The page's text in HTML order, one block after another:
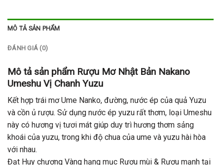
MÔ TẢ SẢN PHẨM
ĐÁNH GIÁ (0)
Mô tả sản phẩm Rượu Mơ Nhật Bản Nakano
Umeshu Vị Chanh Yuzu
Kết hợp trái mơ Ume Nanko, đường, nước ép của quả Yuzu
và cồn ủ rượu. Sử dụng nước ép yuzu rất thơm, loại Umeshu
này có hương vị tươi mát giúp duy trì hương thơm sảng
khoái của yuzu, trong khi độ chua của ume và yuzu hài hòa
với nhau.
Đạt Huy chương Vàng hạng mục Rượu mùi & Rượu mạnh tại